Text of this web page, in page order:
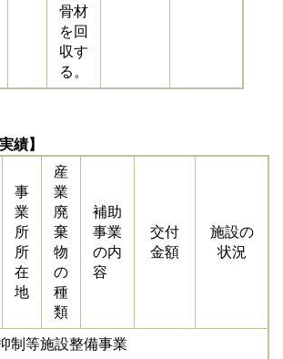
骨材
を回
収す
る。
績】
事
業
所
所
在
地
産
業
廃
棄
物
の
種
類
補助
事業
の内
容
交付
金額
施設の
状況
制等施設整備事業